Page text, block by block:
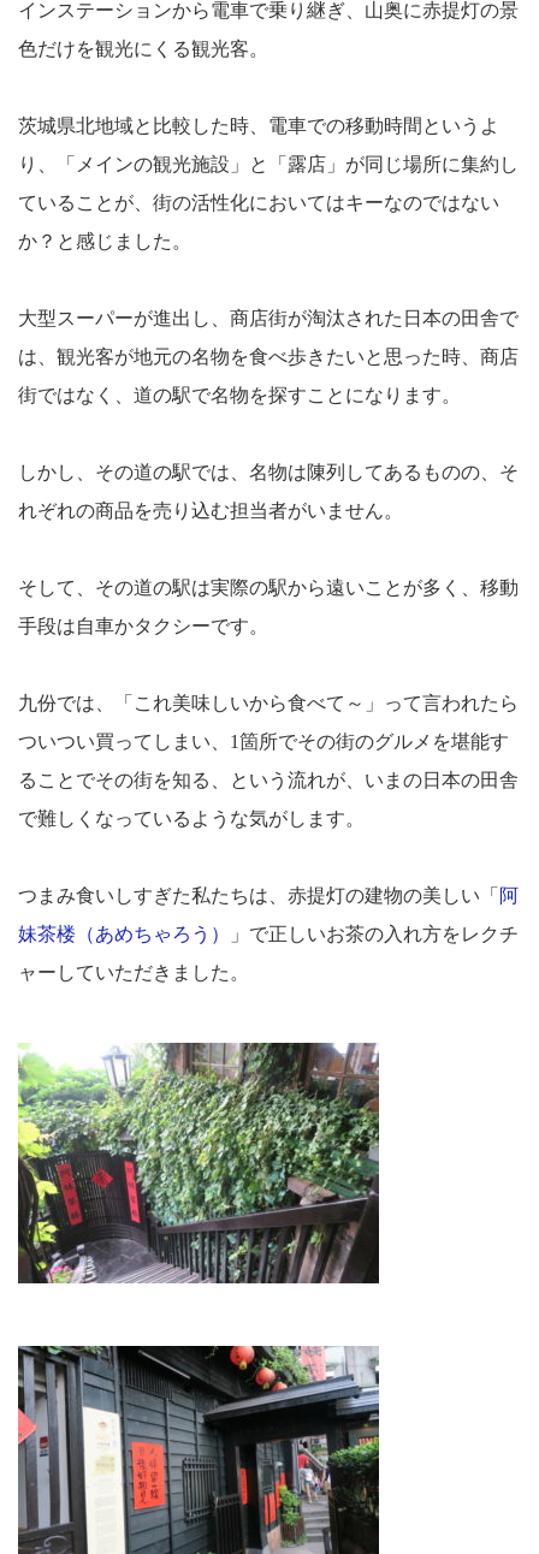
インステーションから電車で乗り継ぎ、山奥に赤提灯の景
色だけを観光にくる観光客。
茨城県北地域と比較した時、電車での移動時間というよ
り、「メインの観光施設」と「露店」が同じ場所に集約し
ていることが、街の活性化においてはキーなのではない
か？と感じました。
大型スーパーが進出し、商店街が淘汰された日本の田舎で
は、観光客が地元の名物を食べ歩きたいと思った時、商店
街ではなく、道の駅で名物を探すことになります。
しかし、その道の駅では、名物は陳列してあるものの、そ
れぞれの商品を売り込む担当者がいません。
そして、その道の駅は実際の駅から遠いことが多く、移動
手段は自車かタクシーです。
九份では、「これ美味しいから食べて～」って言われたら
ついつい買ってしまい、 1箇所でその街のグルメを堪能す
ることでその街を知る、という流れが、いまの日本の田舎
で難しくなっているような気がします。
つまみ食いしすぎた私たちは、赤提灯の建物の美しい「 阿
妹茶楼（あめちゃろう）
」で正しいお茶の入れ方をレクチ
ャーしていただきました。